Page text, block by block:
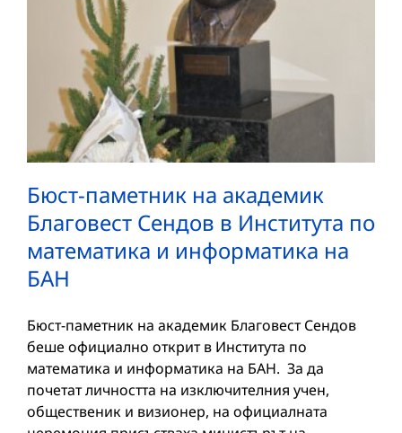
Бюст-паметник на академик
Благовест Сендов в Института по
математика и информатика на
БАН
Бюст-паметник на академик Благовест Сендов
беше официално открит в Института по
математика и информатика на БАН. За да
почетат личността на изключителния учен,
общественик и визионер, на официалната